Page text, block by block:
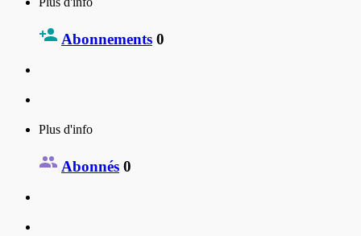
Abonnements 0
Plus d'info
Abonnés 0